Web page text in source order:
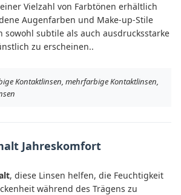
Vielzahl von Farbtönen erhältlich
Augenfarben und Make-up-Stile
sowohl subtile als auch ausdrucksstarke
zu erscheinen..
Kontaktlinsen, mehrfarbige Kontaktlinsen,
Jahreskomfort
, diese Linsen helfen, die Feuchtigkeit
während des Trägens zu